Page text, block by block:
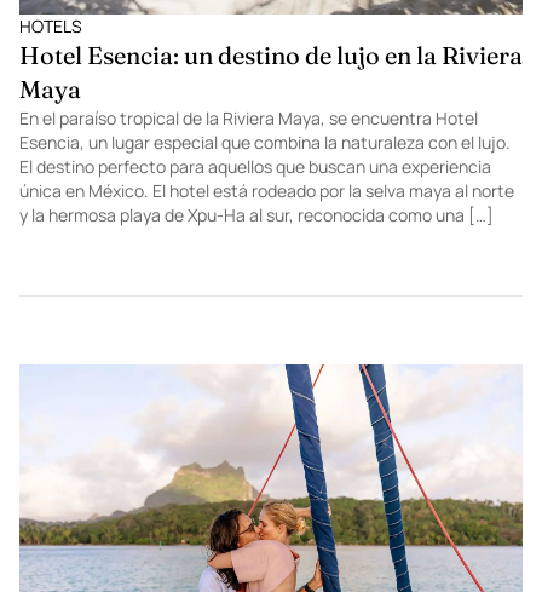
HOTELS
Hotel Esencia: un destino de lujo en la Riviera
Maya
En el paraíso tropical de la Riviera Maya, se encuentra Hotel
Esencia, un lugar especial que combina la naturaleza con el lujo.
El destino perfecto para aquellos que buscan una experiencia
única en México. El hotel está rodeado por la selva maya al norte
y la hermosa playa de Xpu-Ha al sur, reconocida como una […]